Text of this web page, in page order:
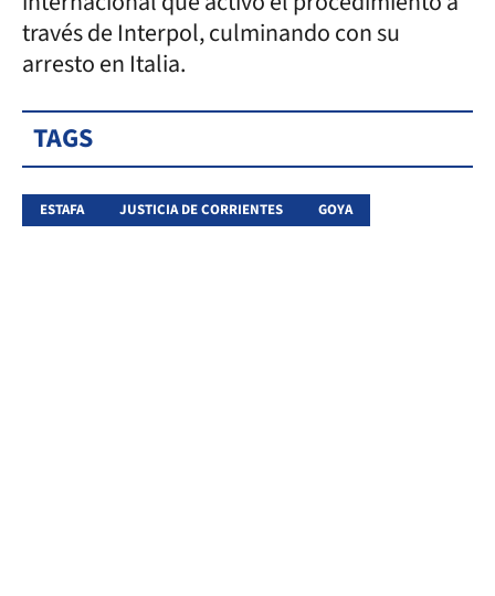
través de Interpol, culminando con su
arresto en Italia.
TAGS
ESTAFA JUSTICIA DE CORRIENTES GOYA